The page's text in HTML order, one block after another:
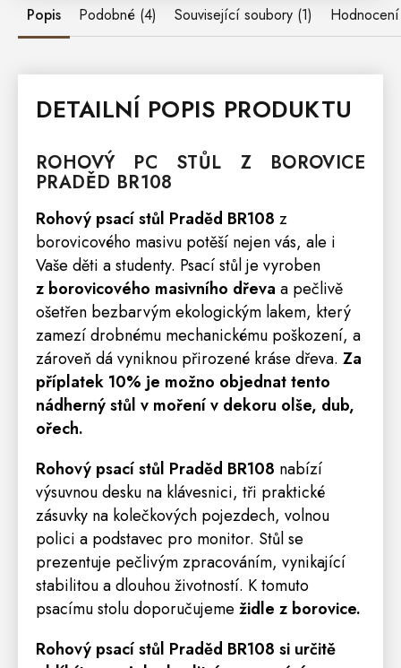
Popis Podobné (4) Související soubory (1) Hodnocení
DETAILNÍ POPIS PRODUKTU
ROHOVÝ PC STŮL Z BOROVICE
PRADĚD BR108
Rohový psací stůl Praděd BR108 z
borovicového masivu potěší nejen vás, ale i
Vaše děti a studenty. Psací stůl je vyroben
z borovicového masivního dřeva a pečlivě
ošetřen bezbarvým ekologickým lakem, který
zamezí drobnému mechanickému poškození, a
zároveň dá vyniknou přirozené kráse dřeva. Za
příplatek 10% je možno objednat tento
nádherný stůl v moření v dekoru olše, dub,
ořech.
Rohový psací stůl Praděd BR108 nabízí
výsuvnou desku na klávesnici, tři praktické
zásuvky na kolečkových pojezdech, volnou
polici a podstavec pro monitor. Stůl se
prezentuje pečlivým zpracováním, vynikající
stabilitou a dlouhou životností. K tomuto
psacímu stolu doporučujeme židle z borovice.
Rohový psací stůl Praděd BR108 si určitě